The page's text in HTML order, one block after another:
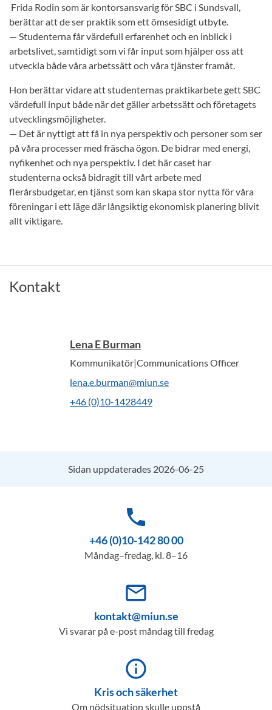
Frida Rodin som är kontorsansvarig för SBC i Sundsvall,
berättar att de ser praktik som ett ömsesidigt utbyte.
— Studenterna får värdefull erfarenhet och en inblick i
arbetslivet, samtidigt som vi får input som hjälper oss att
utveckla både våra arbetssätt och våra tjänster framåt.
Hon berättar vidare att studenternas praktikarbete gett SBC
värdefull input både när det gäller arbetssätt och företagets
utvecklingsmöjligheter.
— Det är nyttigt att få in nya perspektiv och personer som ser
på våra processer med fräscha ögon. De bidrar med energi,
nyfikenhet och nya perspektiv. I det här caset har
studenterna också bidragit till vårt arbete med
flerårsbudgetar, en tjänst som kan skapa stor nytta för våra
föreningar i ett läge där långsiktig ekonomisk planering blivit
allt viktigare.
Kontakt
Lena E Burman
Kommunikatör|Communications Officer
lena.e.burman@miun.se
+46 (0)10-1428449
Sidan uppdaterades 2026-06-25
phone
+46 (0)10-142 80 00
Måndag–fredag, kl. 8–16
mail_outline
kontakt@miun.se
Vi svarar på e-post måndag till fredag
info_outline
Kris och säkerhet
Om nödsituation skulle uppstå